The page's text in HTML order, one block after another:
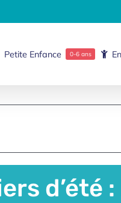
Petite Enfance 0-6 ans
d’été